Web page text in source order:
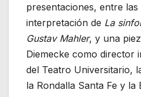
presentaciones, entre
interpretación de La
Gustav Mahler, y una
Diemecke como director
del Teatro Universitario,
la Rondalla Santa Fe y la